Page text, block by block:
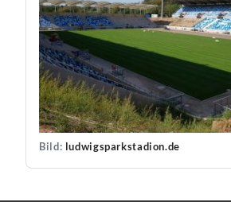
Bild: ludwigsparkstadion.de